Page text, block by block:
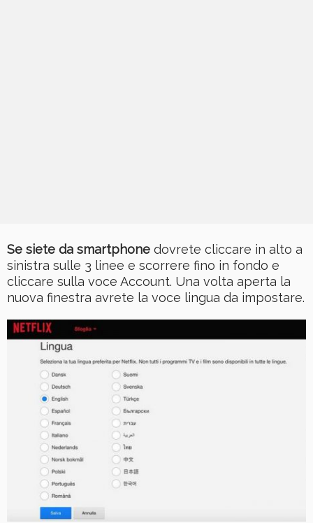
Se siete da smartphone dovrete cliccare in alto a
sinistra sulle 3 linee e scorrere fino in fondo e
cliccare sulla voce Account. Una volta aperta la
nuova finestra avrete la voce lingua da impostare.